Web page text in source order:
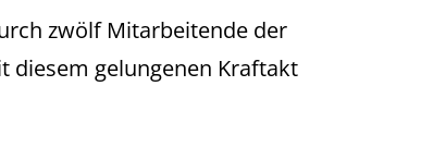
zwölf Mitarbeitende der
diesem gelungenen Kraftakt